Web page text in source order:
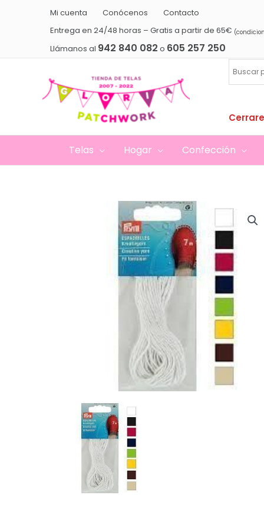
Mi cuenta Conócenos
Contacto
Entrega en 24/48 horas – Gratis a partir de 65€
Llámanos al 942 840 082 o 605 257 250
Telas Hogar Confección